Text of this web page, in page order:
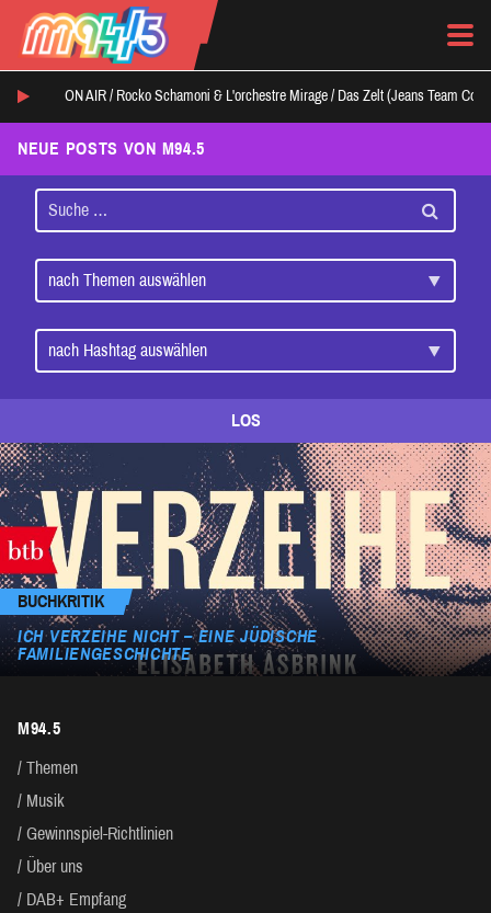
ON AIR / Rocko Schamoni & L'orchestre Mirage / Das Zelt (Jeans Team
NEUE POSTS VON M94.5
LOS
BUCHKRITIK
ICH VERZEIHE NICHT – EINE JÜDISCHE
FAMILIENGESCHICHTE
M94.5
Themen
Musik
Gewinnspiel-Richtlinien
Über uns
DAB+ Empfang